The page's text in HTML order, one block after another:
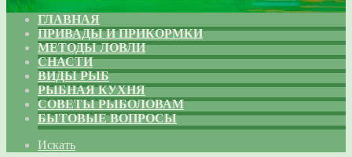
ГЛАВНАЯ
ПРИВАДЫ И ПРИКОРМКИ
МЕТОДЫ ЛОВЛИ
СНАСТИ
ВИДЫ РЫБ
РЫБНАЯ КУХНЯ
СОВЕТЫ РЫБОЛОВАМ
БЫТОВЫЕ ВОПРОСЫ
Искать